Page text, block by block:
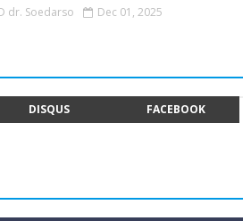
dr. Soedarso Dec 01, 2025
DISQUS FACEBOOK